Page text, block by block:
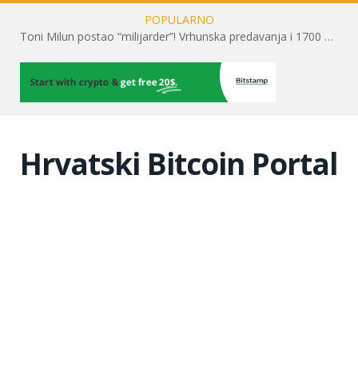
POPULARNO
Toni Milun postao “milijarder”! Vrhunska predavanja i 1700 posjetitelja obilježili su mjesec financijske pismenosti
Hrvatski Bitcoin Portal